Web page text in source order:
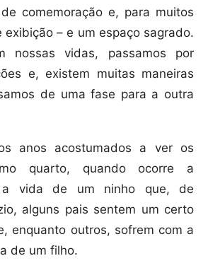
comemoração e, para muitos
exibição – e um espaço sagrado.
nossas vidas, passamos por
e, existem muitas maneiras
de uma fase para a outra
anos acostumados a ver os
quarto, quando ocorre a
a vida de um ninho que, de
alguns pais sentem um certo
enquanto outros, sofrem com a
de um filho.